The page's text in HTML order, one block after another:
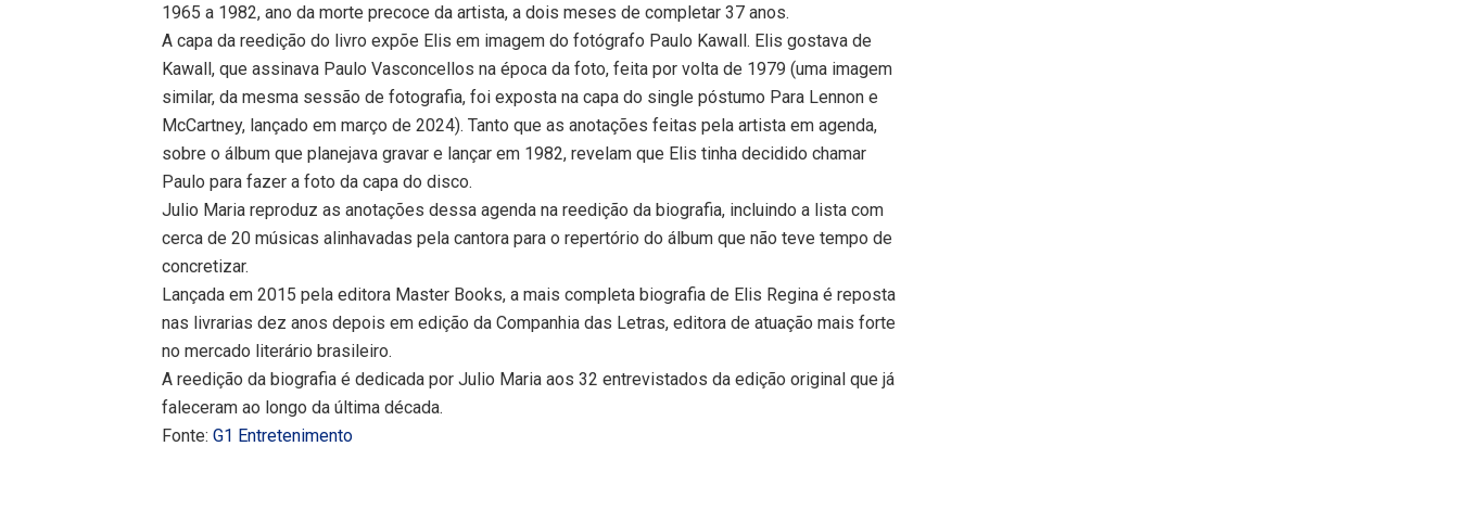
1965 a 1982, ano da morte precoce da artista, a dois meses de completar 37 anos.
A capa da reedição do livro expõe Elis em imagem do fotógrafo Paulo Kawall. Elis gostava de
Kawall, que assinava Paulo Vasconcellos na época da foto, feita por volta de 1979 (uma imagem
similar, da mesma sessão de fotografia, foi exposta na capa do single póstumo Para Lennon e
McCartney, lançado em março de 2024). Tanto que as anotações feitas pela artista em agenda,
sobre o álbum que planejava gravar e lançar em 1982, revelam que Elis tinha decidido chamar
Paulo para fazer a foto da capa do disco.
Julio Maria reproduz as anotações dessa agenda na reedição da biografia, incluindo a lista com
cerca de 20 músicas alinhavadas pela cantora para o repertório do álbum que não teve tempo de
concretizar.
Lançada em 2015 pela editora Master Books, a mais completa biografia de Elis Regina é reposta
nas livrarias dez anos depois em edição da Companhia das Letras, editora de atuação mais forte
no mercado literário brasileiro.
A reedição da biografia é dedicada por Julio Maria aos 32 entrevistados da edição original que já
faleceram ao longo da última década.
Fonte:G1 Entretenimento